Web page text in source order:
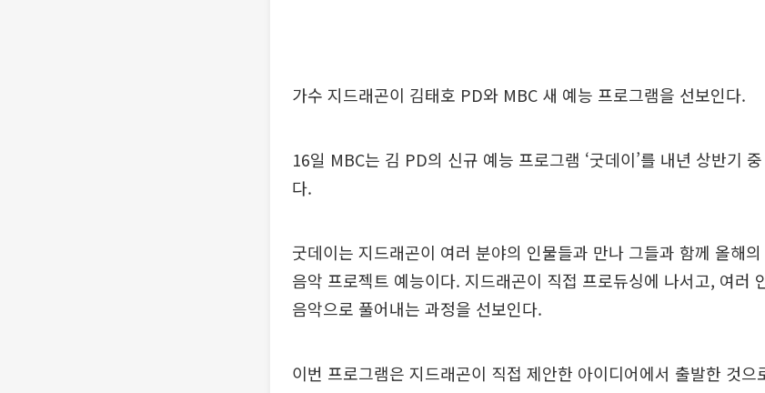
가수 지드래곤이 김태호 PD와 MBC 새 예능 프로그램을 선보인다.
16일 MBC는 김 PD의 신규 예능 프로그램 ‘굿데이’를 내년 상반기
다.
굿데이는 지드래곤이 여러 분야의 인물들과 만나 그들과 함께 올해
음악 프로젝트 예능이다. 지드래곤이 직접 프로듀싱에 나서고, 여러
음악으로 풀어내는 과정을 선보인다.
이번 프로그램은 지드래곤이 직접 제안한 아이디어에서 출발한 것으